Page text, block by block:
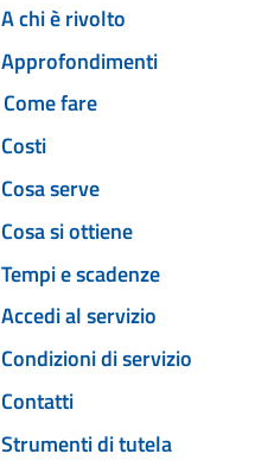
A chi è rivolto
Approfondimenti
Come fare
Costi
Cosa serve
Cosa si ottiene
Tempi e scadenze
Accedi al servizio
Condizioni di servizio
Contatti
Strumenti di tutela